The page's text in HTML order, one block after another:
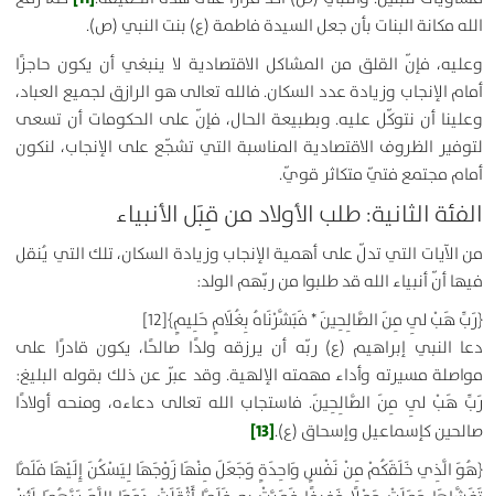
الله مكانة البنات بأن جعل السيدة فاطمة (ع) بنت النبي (ص).
وعليه، فإنّ القلق من المشاكل الاقتصادية لا ينبغي أن يكون حاجزًا
أمام الإنجاب وزيادة عدد السكان. فالله تعالى هو الرازق لجميع العباد،
وعلينا أن نتوكّل عليه. وبطبيعة الحال، فإنّ على الحكومات أن تسعى
لتوفير الظروف الاقتصادية المناسبة التي تشجّع على الإنجاب، لنكون
أمام مجتمع فتيّ متكاثر قويّ.
الفئة الثانية: طلب الأولاد من قِبَل الأنبياء
من الآيات التي تدلّ على أهمية الإنجاب وزيادة السكان، تلك التي يُنقل
فيها أنّ أنبياء الله قد طلبوا من ربّهم الولد:
﴿رَبِّ هَبْ لِي مِنَ الصَّالِحِينَ * فَبَشَّرْنَاهُ بِغُلَامٍ حَلِيمٍ﴾[12]
دعا النبي إبراهيم (ع) ربّه أن يرزقه ولدًا صالحًا، يكون قادرًا على
مواصلة مسيرته وأداء مهمته الإلهية. وقد عبّر عن ذلك بقوله البليغ:
رَبِّ هَبْ لِي مِنَ الصَّالِحِينَ. فاستجاب الله تعالى دعاءه، ومنحه أولادًا
صالحين كإسماعيل وإسحاق (ع).[13]
﴿هُوَ الَّذِي خَلَقَكُمْ مِنْ نَفْسٍ وَاحِدَةٍ وَجَعَلَ مِنْهَا زَوْجَهَا لِيَسْكُنَ إِلَيْهَا فَلَمَّا